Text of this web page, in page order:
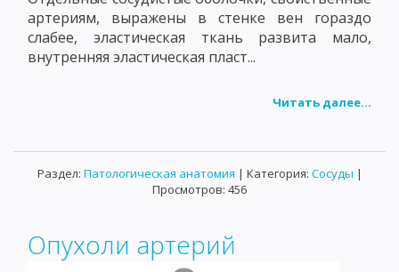
артериям, выражены в стенке вен гораздо
слабее, эластическая ткань развита мало,
внутренняя эластическая пласт...
Читать далее...
Раздел: Патологическая анатомия | Категория: Сосуды |
Просмотров: 456
Опухоли артерий